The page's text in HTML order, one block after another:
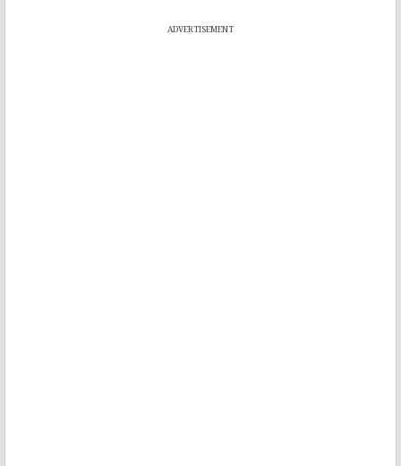
ADVERTISEMENT